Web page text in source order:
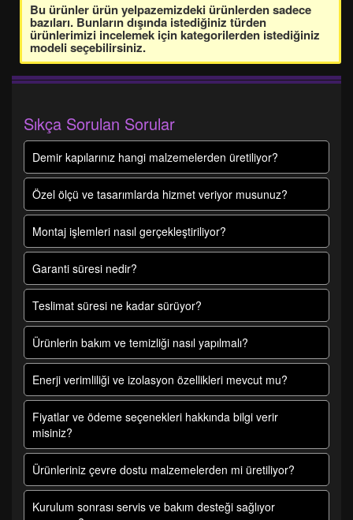
Bu ürünler ürün yelpazemizdeki ürünlerden sadece
bazıları. Bunların dışında istediğiniz türden
ürünlerimizi incelemek için kategorilerden istediğiniz
modeli seçebilirsiniz.
Sıkça Sorulan Sorular
Demir kapılarınız hangi malzemelerden üretiliyor?
Özel ölçü ve tasarımlarda hizmet veriyor musunuz?
Montaj işlemleri nasıl gerçekleştiriliyor?
Garanti süresi nedir?
Teslimat süresi ne kadar sürüyor?
Ürünlerin bakım ve temizliği nasıl yapılmalı?
Enerji verimliliği ve izolasyon özellikleri mevcut mu?
Fiyatlar ve ödeme seçenekleri hakkında bilgi verir
misiniz?
Ürünleriniz çevre dostu malzemelerden mi üretiliyor?
Kurulum sonrası servis ve bakım desteği sağlıyor